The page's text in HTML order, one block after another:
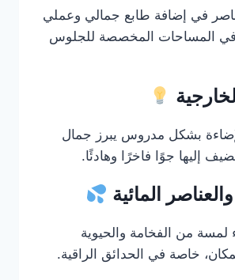
في إضافة طابع جمالي وعملي
في المساحات المخصصة للجلوس
بشكل مدروس يبرز جمال
إليها جوًا فاخرًا وهادئًا.
لمسة من الفخامة والحيوية
خاصة في الحدائق الراقية.